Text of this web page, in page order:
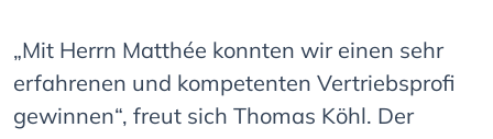
„Mit Herrn Matthée konnten wir einen sehr
erfahrenen und kompetenten Vertriebsprofi
gewinnen“, freut sich Thomas Köhl. Der